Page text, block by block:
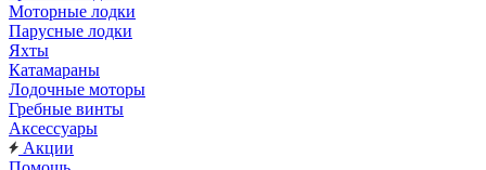
Моторные лодки
Парусные лодки
Яхты
Катамараны
Лодочные моторы
Гребные винты
Аксессуары
Акции